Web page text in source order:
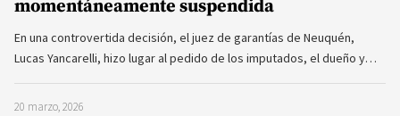
momentáneamente suspendida
En una controvertida decisión, el juez de garantías de Neuquén,
Lucas Yancarelli, hizo lugar al pedido de los imputados, el dueño y…
20 marzo, 2026